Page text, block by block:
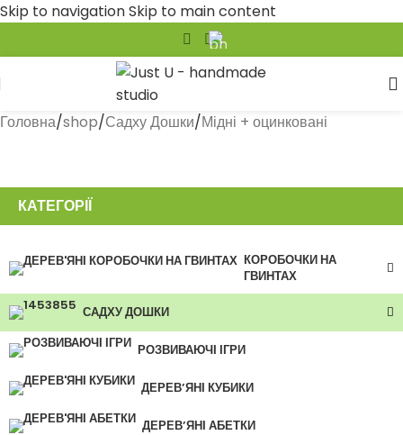
Skip to navigationSkip to main content
КАТЕГОРІЇ
КОРОБОЧКИ НА
ГВИНТАХ
САДХУ ДОШКИ
РОЗВИВАЮЧІ ІГРИ
ДЕРЕВ’ЯНІ КУБИКИ
ДЕРЕВ’ЯНІ АБЕТКИ
Головна/shop/Садху Дошки/Мідні + оцинковані